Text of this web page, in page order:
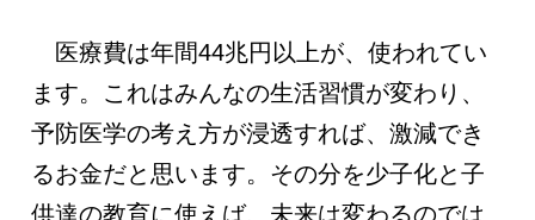
医療費は年間44兆円以上が、使われてい
ます。これはみんなの生活習慣が変わり、
予防医学の考え方が浸透すれば、激減でき
るお金だと思います。その分を少子化と子
供達の教育に使えば、未来は変わるのでは